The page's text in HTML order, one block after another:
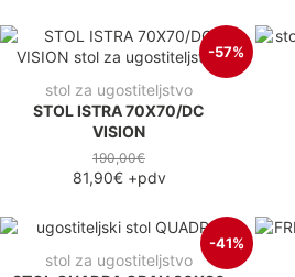
-57%
stol za ugostiteljstvo
STOL ISTRA 70X70/DC
VISION
190,00€
81,90€+pdv
-41%
stol za ugostiteljstvo